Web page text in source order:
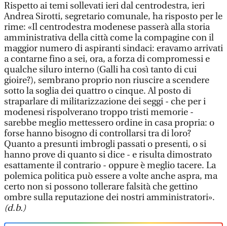
Rispetto ai temi sollevati ieri dal centrodestra, ieri
Andrea Sirotti, segretario comunale, ha risposto per le
rime: «Il centrodestra modenese passerà alla storia
amministrativa della città come la compagine con il
maggior numero di aspiranti sindaci: eravamo arrivati
a contarne fino a sei, ora, a forza di compromessi e
qualche siluro interno (Galli ha così tanto di cui
gioire?), sembrano proprio non riuscire a scendere
sotto la soglia dei quattro o cinque. Al posto di
straparlare di militarizzazione dei seggi - che per i
modenesi rispolverano troppo tristi memorie -
sarebbe meglio mettessero ordine in casa propria: o
forse hanno bisogno di controllarsi tra di loro?
Quanto a presunti imbrogli passati o presenti, o si
hanno prove di quanto si dice - e risulta dimostrato
esattamente il contrario - oppure è meglio tacere. La
polemica politica può essere a volte anche aspra, ma
certo non si possono tollerare falsità che gettino
ombre sulla reputazione dei nostri amministratori».
(d.b.)